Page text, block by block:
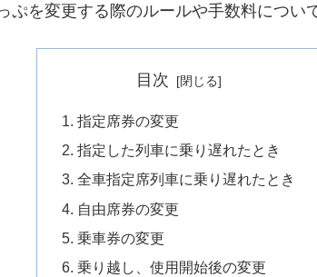
ぷを変更する際のルールや手数料につい
目次
指定席券の変更
指定した列車に乗り遅れたとき
全車指定席列車に乗り遅れたとき
自由席券の変更
乗車券の変更
乗り越し、使用開始後の変更